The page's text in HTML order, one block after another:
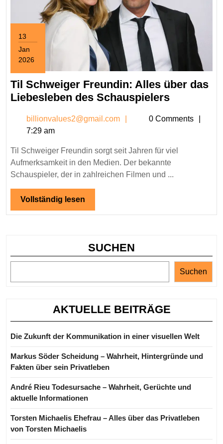
13
Jan
2026
13,
2026
Til Schweiger Freundin: Alles über das
Liebesleben des SchauspielersTil
Freundin:
über
das
billionvalues2@gmail.com
0 Comments
7:29 am
Til Schweiger Freundin sorgt seit Jahren für viel
Aufmerksamkeit in den Medien. Der bekannte
Schauspieler, der in zahlreichen Filmen und ...
Vollständig lesen
lesen
SUCHEN
Suchen
AKTUELLE BEITRÄGE
Die Zukunft der Kommunikation in einer visuellen Welt
Markus Söder Scheidung – Wahrheit, Hintergründe und
Fakten über sein Privatleben
André Rieu Todesursache – Wahrheit, Gerüchte und
aktuelle Informationen
Torsten Michaelis Ehefrau – Alles über das Privatleben
von Torsten Michaelis